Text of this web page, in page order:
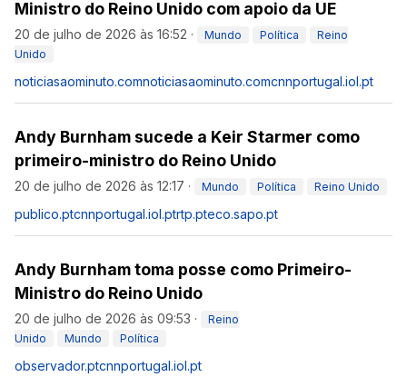
Ministro do Reino Unido com apoio da UE
20 de julho de 2026 às 16:52 · Mundo Política
Reino
Unido
noticiasaominuto.comnoticiasaominuto.comcnnportugal.iol.pt
Andy Burnham sucede a Keir Starmer como
primeiro-ministro do Reino Unido
20 de julho de 2026 às 12:17 · Mundo Política Reino Unido
publico.ptcnnportugal.iol.ptrtp.pteco.sapo.pt
Andy Burnham toma posse como Primeiro-
Ministro do Reino Unido
20 de julho de 2026 às 09:53 ·
Reino
Unido
Mundo Política
observador.ptcnnportugal.iol.pt